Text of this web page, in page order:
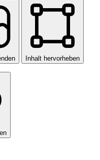
Inhalt hervorheben